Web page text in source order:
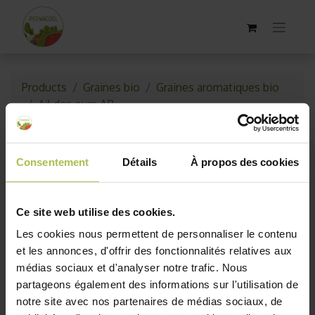
Consentement Détails À propos des cookies
Ce site web utilise des cookies.
Les cookies nous permettent de personnaliser le contenu
et les annonces, d'offrir des fonctionnalités relatives aux
médias sociaux et d'analyser notre trafic. Nous
partageons également des informations sur l'utilisation de
notre site avec nos partenaires de médias sociaux, de
Products Graines bio
Graines aromatiques bio
Ail des ours AB